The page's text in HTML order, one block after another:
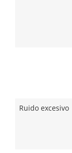
Ruido excesivo